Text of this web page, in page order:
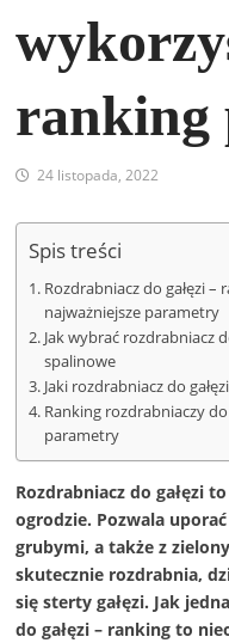
ranking
24 listopada, 2022
Spis treści
Rozdrabniacz do gałęzi
najważniejsze parametry
Jak wybrać rozdrabniacz
spalinowe
Jaki rozdrabniacz do
Ranking rozdrabniaczy
parametry
Rozdrabniacz do gałęzi
ogrodzie. Pozwala
grubymi, a także z
skutecznie rozdrabnia,
się sterty gałęzi. Jak
do gałęzi – ranking to